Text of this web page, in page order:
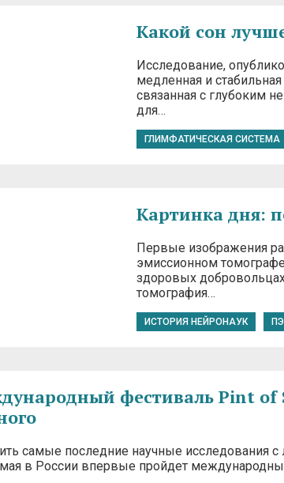
Какой сон
Исследование,
медленная и
связанная с глубоким
для…
ГЛИМФАТИЧЕСКАЯ СИСТЕМА
Картинка дня:
Первые изображения
эмиссионном томографе
здоровых
томография…
ИСТОРИЯ НЕЙРОНАУК
фестиваль Pint of
самые последние научные исследования
в России впервые пройдет